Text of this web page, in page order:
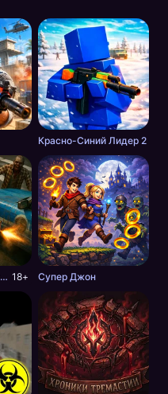
Красно-Синий Лидер 2
Восстание Мертвецов 18+ Супер Джон